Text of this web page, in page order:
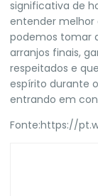
significativa de
entender melhor
podemos tomar
arranjos finais,
respeitados e
espírito durante
entrando em
Fonte:https://